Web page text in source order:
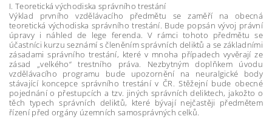
I. Teoretická východiska správního trestání
Výklad prvního vzdělávacího předmětu se zaměří na obecná
teoretická východiska správního trestání. Bude popsán vývoj právní
úpravy i náhled de lege ferenda. V rámci tohoto předmětu se
účastníci kurzu seznámí s členěním správních deliktů a se základními
zásadami správního trestání, které v mnoha případech vyvěrají ze
zásad „velkého“ trestního práva. Nezbytným doplňkem úvodu
vzdělávacího programu bude upozornění na neuralgické body
stávající koncepce správního trestání v ČR. Stěžejní bude obecné
pojednání o přestupcích a tzv. jiných správních deliktech, jakožto o
těch typech správních deliktů, které bývají nejčastěji předmětem
řízení před orgány územních samosprávných celků.